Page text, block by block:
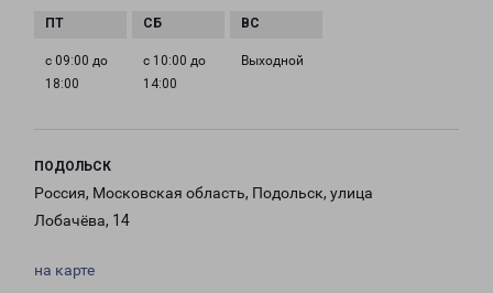
с 09:00 до
18:00
с 10:00 до
14:00
Выходной
ПОДОЛЬСК
Россия, Московская область, Подольск, улица
Лобачёва, 14
на карте